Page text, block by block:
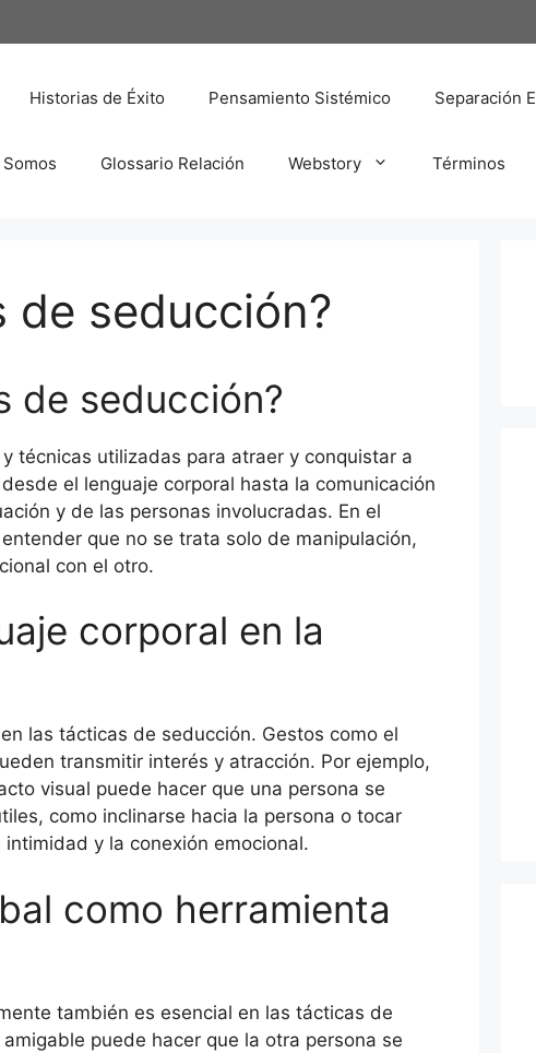
Historias de Éxito Pensamiento Sistémico Separación
Glossario Relación Webstory Términos
de seducción?
de seducción?
técnicas utilizadas para atraer y conquistar a
el lenguaje corporal hasta la comunicación
y de las personas involucradas. En el
que no se trata solo de manipulación,
con el otro.
corporal en la
las tácticas de seducción. Gestos como el
transmitir interés y atracción. Por ejemplo,
visual puede hacer que una persona se
como inclinarse hacia la persona o tocar
y la conexión emocional.
como herramienta
también es esencial en las tácticas de
puede hacer que la otra persona se